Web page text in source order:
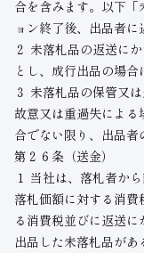
合を含みます。以下
ョン終了後、出品者に
２ 未落札品の返送に
とし、成行出品の場合
３ 未落札品の保管又
故意又は重過失による
合でない限り、出品者
第２６条（送金）
１ 当社は、落札者か
落札価額に対する消
る消費税並びに返送
出品した未落札品が